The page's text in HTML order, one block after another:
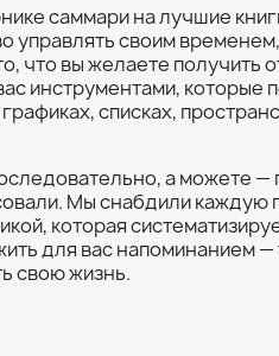
саммари на лучшие
управлять своим
что вы желаете получить
инструментами, которые
списках,
а можете —
Мы снабдили каждую
которая
для вас напоминанием —
свою жизнь.